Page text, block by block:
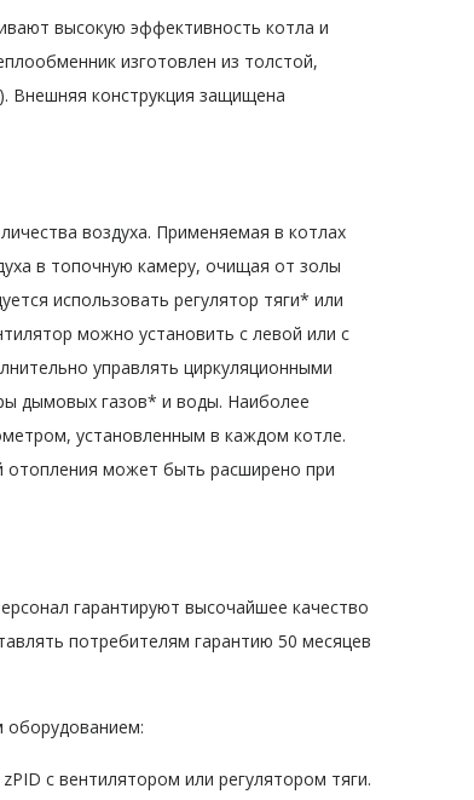
высокую эффективность котла и
изготовлен из толстой,
Внешняя конструкция защищена
воздуха. Применяемая в котлах
в топочную камеру, очищая от золы
использовать регулятор тяги* или
можно установить с левой или с
управлять циркуляционными
дымовых газов* и воды. Наиболее
установленным в каждом котле.
отопления может быть расширено при
гарантируют высочайшее качество
потребителям гарантию 50 месяцев
с вентилятором или регулятором тяги.